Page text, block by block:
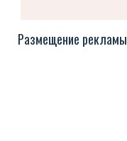
Размещение рекламы